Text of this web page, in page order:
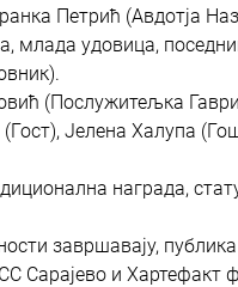
Петрић (Авдотја
удовица,
(Послужитељка
Јелена Халупа
награда,
завршавају,
Сарајево и Хартефакт